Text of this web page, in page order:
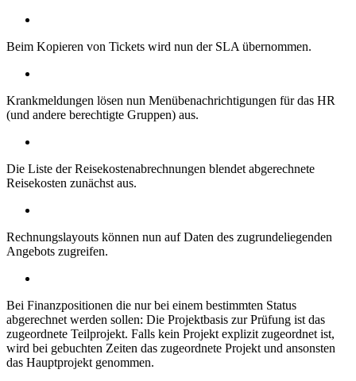
Beim Kopieren von Tickets wird nun der SLA übernommen.
Krankmeldungen lösen nun Menübenachrichtigungen für das HR
(und andere berechtigte Gruppen) aus.
Die Liste der Reisekostenabrechnungen blendet abgerechnete
Reisekosten zunächst aus.
Rechnungslayouts können nun auf Daten des zugrundeliegenden
Angebots zugreifen.
Bei Finanzpositionen die nur bei einem bestimmten Status
abgerechnet werden sollen: Die Projektbasis zur Prüfung ist das
zugeordnete Teilprojekt. Falls kein Projekt explizit zugeordnet ist,
wird bei gebuchten Zeiten das zugeordnete Projekt und ansonsten
das Hauptprojekt genommen.